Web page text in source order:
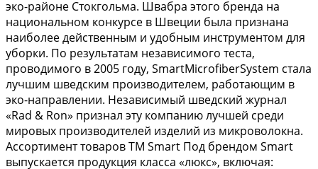
эко-районе Стокгольма. Швабра этого бренда на
национальном конкурсе в Швеции была признана
наиболее действенным и удобным инструментом для
уборки. По результатам независимого теста,
проводимого в 2005 году, SmartMicrofiberSystem стала
лучшим шведским производителем, работающим в
эко-направлении. Независимый шведский журнал
«Rad & Ron» признал эту компанию лучшей среди
мировых производителей изделий из микроволокна.
Ассортимент товаров ТМ Smart Под брендом Smart
выпускается продукция класса «люкс», включая: